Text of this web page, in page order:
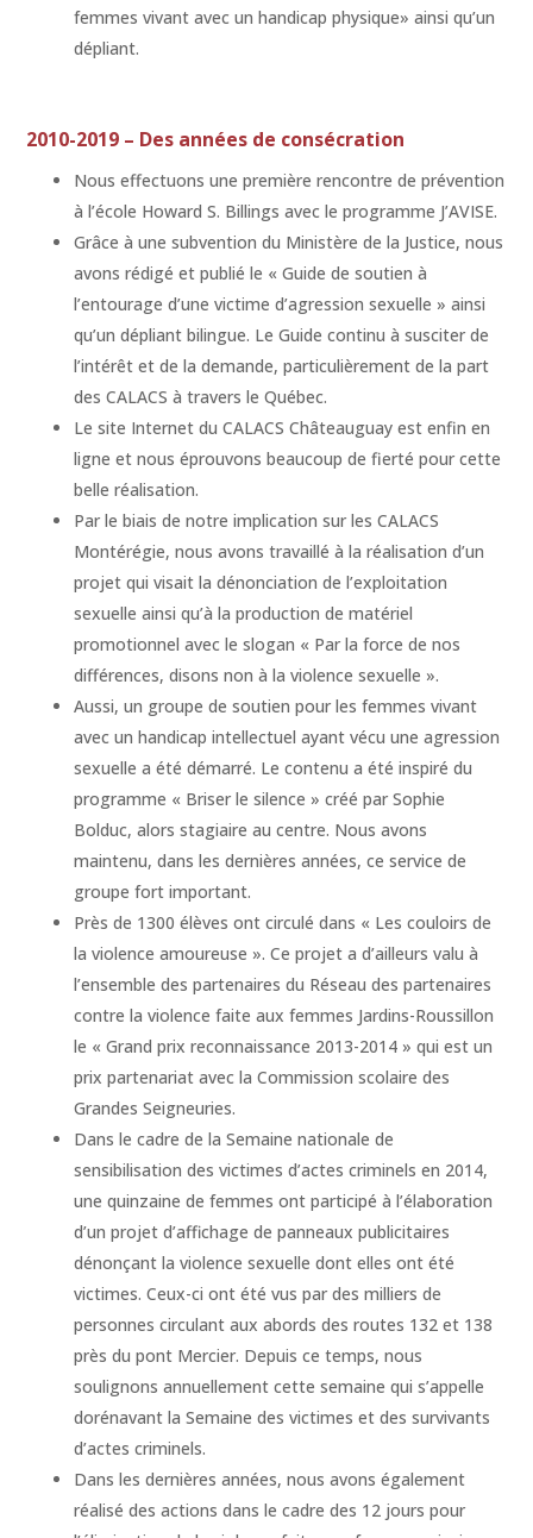
femmes vivant avec un handicap physique» ainsi qu’un
dépliant.
2010-2019 – Des années de consécration
Nous effectuons une première rencontre de prévention
à l’école Howard S. Billings avec le programme J’AVISE.
Grâce à une subvention du Ministère de la Justice, nous
avons rédigé et publié le « Guide de soutien à
l’entourage d’une victime d’agression sexuelle » ainsi
qu’un dépliant bilingue. Le Guide continu à susciter de
l’intérêt et de la demande, particulièrement de la part
des CALACS à travers le Québec.
Le site Internet du CALACS Châteauguay est enfin en
ligne et nous éprouvons beaucoup de fierté pour cette
belle réalisation.
Par le biais de notre implication sur les CALACS
Montérégie, nous avons travaillé à la réalisation d’un
projet qui visait la dénonciation de l’exploitation
sexuelle ainsi qu’à la production de matériel
promotionnel avec le slogan « Par la force de nos
différences, disons non à la violence sexuelle ».
Aussi, un groupe de soutien pour les femmes vivant
avec un handicap intellectuel ayant vécu une agression
sexuelle a été démarré. Le contenu a été inspiré du
programme « Briser le silence » créé par Sophie
Bolduc, alors stagiaire au centre. Nous avons
maintenu, dans les dernières années, ce service de
groupe fort important.
Près de 1300 élèves ont circulé dans « Les couloirs de
la violence amoureuse ». Ce projet a d’ailleurs valu à
l’ensemble des partenaires du Réseau des partenaires
contre la violence faite aux femmes Jardins-Roussillon
le « Grand prix reconnaissance 2013-2014 » qui est un
prix partenariat avec la Commission scolaire des
Grandes Seigneuries.
Dans le cadre de la Semaine nationale de
sensibilisation des victimes d’actes criminels en 2014,
une quinzaine de femmes ont participé à l’élaboration
d’un projet d’affichage de panneaux publicitaires
dénonçant la violence sexuelle dont elles ont été
victimes. Ceux-ci ont été vus par des milliers de
personnes circulant aux abords des routes 132 et 138
près du pont Mercier. Depuis ce temps, nous
soulignons annuellement cette semaine qui s’appelle
dorénavant la Semaine des victimes et des survivants
d’actes criminels.
Dans les dernières années, nous avons également
réalisé des actions dans le cadre des 12 jours pour